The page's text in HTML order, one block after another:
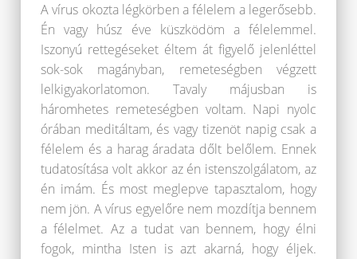
A vírus okozta légkörben a félelem a legerősebb.
Én vagy húsz éve küszködöm a félelemmel.
Iszonyú rettegéseket éltem át figyelő jelenléttel
sok-sok magányban, remeteségben végzett
lelkigyakorlatomon. Tavaly májusban is
háromhetes remeteségben voltam. Napi nyolc
órában meditáltam, és vagy tizenöt napig csak a
félelem és a harag áradata dőlt belőlem. Ennek
tudatosítása volt akkor az én istenszolgálatom, az
én imám. És most meglepve tapasztalom, hogy
nem jön. A vírus egyelőre nem mozdítja bennem
a félelmet. Az a tudat van bennem, hogy élni
fogok, mintha Isten is azt akarná, hogy éljek.